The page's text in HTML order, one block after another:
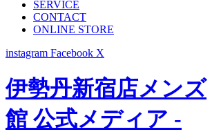
SERVICE
CONTACT
ONLINE STORE
instagram Facebook X
伊勢丹新宿店メンズ
館 公式メディア -